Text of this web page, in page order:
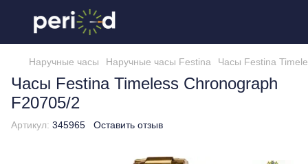
Наручные часы Наручные часы Festina Часы Festina
Часы Festina Timeless Chronograph
F20705/2
Артикул: 345965 Оставить отзыв